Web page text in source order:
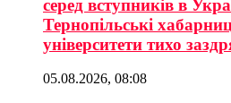
серед вступників в
Тернопільські
університети тихо
05.08.2026, 08:08